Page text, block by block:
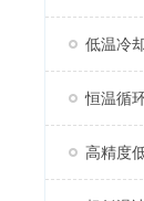
低温冷
恒温循
高精度